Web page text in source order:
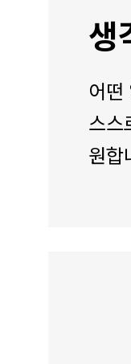
생
어떤
스스
원합